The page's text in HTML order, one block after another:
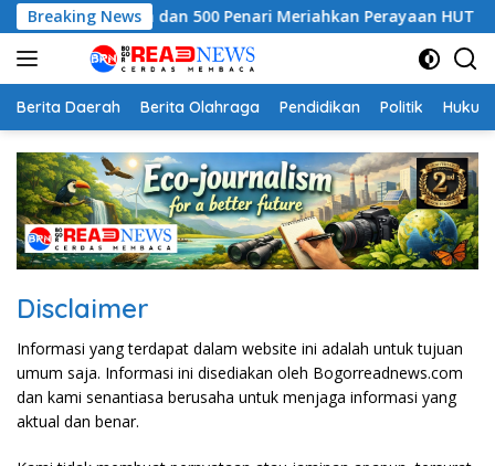
Langsung
ke
konten
Breaking News
dan 500 Penari Meriahkan Perayaan HUT RI ke-81
Berita Daerah Berita Olahraga Pendidikan Politik Hukum
Disclaimer
Informasi yang terdapat dalam website ini adalah untuk tujuan
umum saja. Informasi ini disediakan oleh Bogorreadnews.com
dan kami senantiasa berusaha untuk menjaga informasi yang
aktual dan benar.